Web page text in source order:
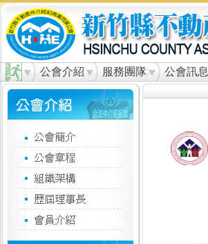
公會介紹 服務團隊 公會訊息